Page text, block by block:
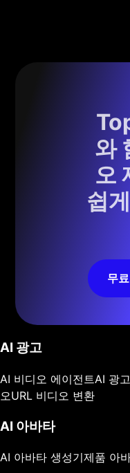
와
오
쉽
무
AI 광고
AI 비디오 에이전트AI 광
오URL 비디오 변환
AI 아바타
AI 아바타 생성기제품 아